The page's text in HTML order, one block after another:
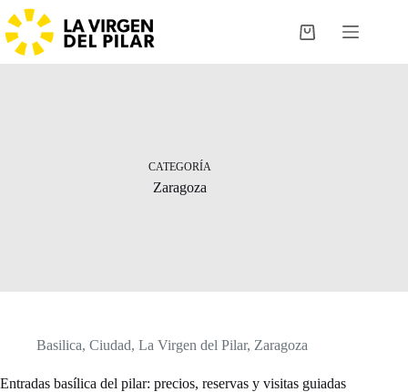
Saltar
al
contenido
Carro
CATEGORÍA
Zaragoza
Basilica, Ciudad, La Virgen del Pilar, Zaragoza
Entradas basílica del pilar: precios, reservas y visitas guiadas